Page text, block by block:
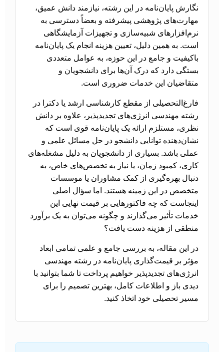
نگارش پایان‌نامه در این رشته، نیازمند دانش عمیق،
مهارت‌های پژوهشی پیشرفته و بعضاً دسترسی به
نرم‌افزارهای شبیه‌سازی و تجهیزات آزمایشگاهی
است. به همین دلیل، تعیین هزینه انجام یک پایان‌نامه
باکیفیت و جامع در این حوزه، به عوامل متعددی
بستگی دارد که درک آن‌ها برای دانشجویان و
متقاضیان این خدمات ضروری است.
فارغ‌التحصیلی از مقطع کارشناسی ارشد یا دکترا در
رشته مهندسی انرژی‌های تجدیدپذیر، علاوه بر دانش
نظری، مستلزم ارائه یک پایان‌نامه قوی است که
نشان‌دهنده توانایی دانشجو در حل مسائل علمی و
عملی باشد. بسیاری از دانشجویان به دلیل مشغله‌های
کاری، کمبود زمان، یا نیاز به تخصص‌های خاص، به
دنبال بهره‌گیری از کمک مشاوران یا موسسات
متخصص در این زمینه هستند. اما سؤال اصلی
اینجاست که چه فاکتورهایی بر قیمت نهایی این
خدمات تأثیر می‌گذارند و چگونه می‌توان به یک برآورد
منطقی از هزینه دست یافت؟
در این مقاله، به بررسی جامع و علمی تمامی ابعاد
مؤثر بر قیمت‌گذاری پایان‌نامه در رشته مهندسی
انرژی‌های تجدیدپذیر خواهیم پرداخت تا شما بتوانید با
دیدی باز و اطلاعات کامل، بهترین تصمیم را برای
مسیر تحصیلی خود اتخاذ کنید.